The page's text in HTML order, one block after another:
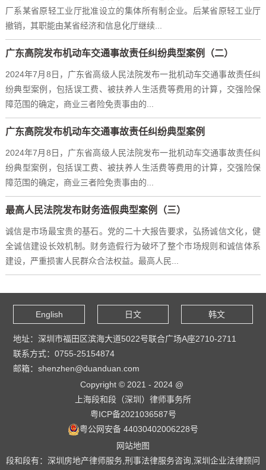
厂系某省原轻工业厅批准设立的集体所有制企业。后某省原轻工业厅
撤销，其职能由某省经济和信息化厅继续...
广东高院发布机动车交通事故责任纠纷典型案例（二）
2024年7月8日，广东省高级人民法院发布一批机动车交通事故责任纠
纷典型案例，包括误工费、被扶养人生活费等费用的计算，交强险保
障范围的确定，商业三者险免责事由的...
广东高院发布机动车交通事故责任纠纷典型案例
2024年7月8日，广东省高级人民法院发布一批机动车交通事故责任纠
纷典型案例，包括误工费、被扶养人生活费等费用的计算，交强险保
障范围的确定，商业三者险免责事由的...
最高人民法院发布财务造假典型案例（三）
诚信是市场最宝贵的基石。党的二十大报告要求，弘扬诚信文化，健
全诚信建设长效机制。财务造假行为破坏了整个市场规则和诚信体系
建设，严重损害人民群众合法权益。最高人民...
English 日文 韩文
地址：深圳市福田区滨海大道5022号联合广场A座2710-2711
联系方式：0755-25154874
邮箱：shenzhen@duanduan.com
Copyright © 2021 - 2024 @
上海段和段（深圳）律师事务所
粤ICP备2021036587号
粤公网安备 44030402006228号
网站地图
段和段有：深圳房地产律师服务,刑事法律服务咨询,深圳企业法律顾问